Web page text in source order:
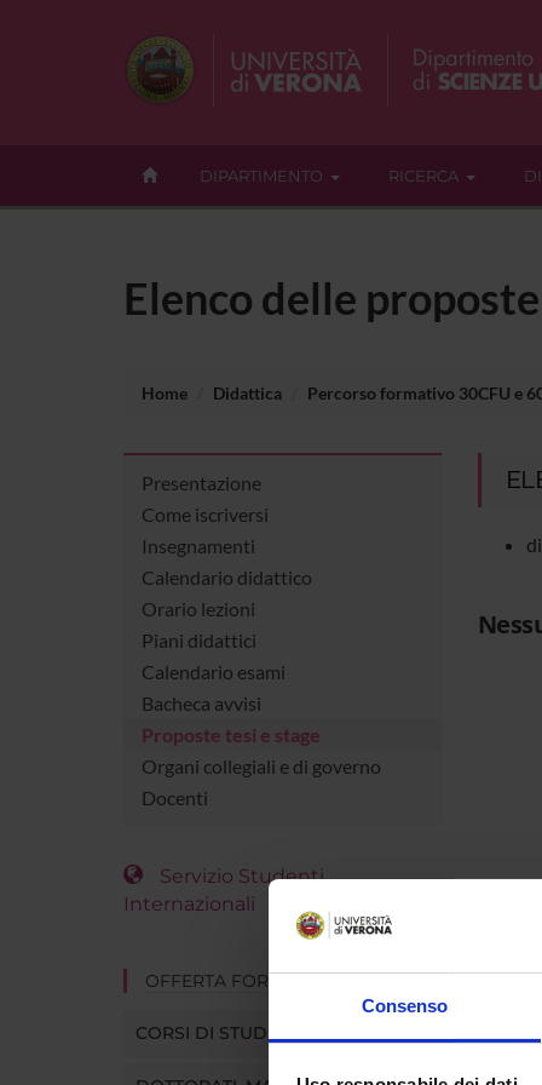
Consenso
DIPARTIMENTO RICERCA
Elenco delle
Home Didattica Percorso formativo 30CFU e
Presentazione
Come iscriversi
Insegnamenti
Calendario didattico
Orario lezioni
Piani didattici
Calendario esami
Bacheca avvisi
Proposte tesi e stage
Organi collegiali e di governo
Docenti
Servizio Studenti
Internazionali
OFFERTA FORMATIVA
CORSI DI STUDIO